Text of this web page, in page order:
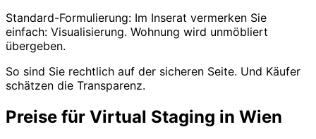
Standard-Formulierung: Im Inserat vermerken Sie
einfach: Visualisierung. Wohnung wird unmöbliert
übergeben.
So sind Sie rechtlich auf der sicheren Seite. Und Käufer
schätzen die Transparenz.
Preise für Virtual Staging in Wien